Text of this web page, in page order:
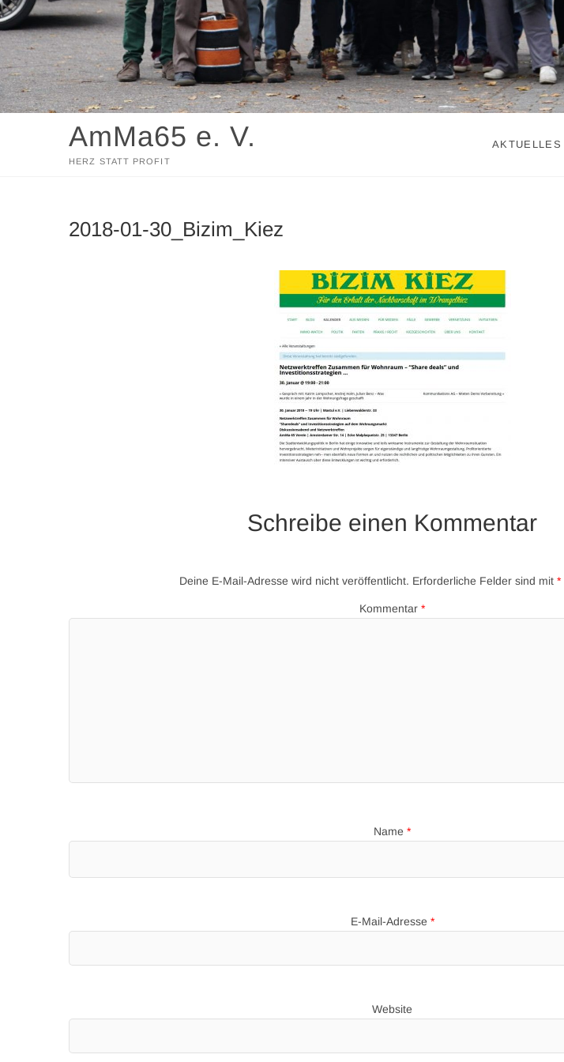
AmMa65 e. V.
HERZ STATT PROFIT
AKTUELLES
2018-01-30_Bizim_Kiez
Schreibe einen Kommentar
Deine E-Mail-Adresse wird nicht veröffentlicht. Erforderliche Felder sind mit *
Kommentar *
Name *
E-Mail-Adresse *
Website